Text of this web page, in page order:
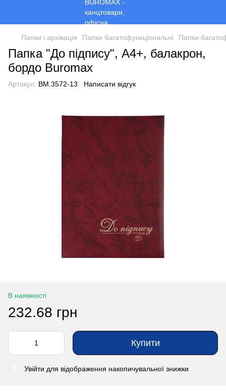
Папки і архівація Папки багатофункціональні Папки
Папка "До підпису", А4+, балакрон,
бордо Buromax
Артикул: BM.3572-13 Написати відгук
В наявності
232.68 грн
Купити
Увійти для відображення накопичувальної знижки